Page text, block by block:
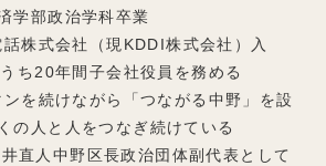
学部政治学科卒業
株式会社（現KDDI株式会社）入
ち20年間子会社役員を務める
を続けながら「つながる中野」を設
の人と人をつなぎ続けている
直人中野区長政治団体副代表として